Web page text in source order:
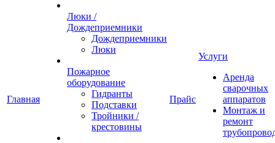
Главная
Люки /
Дождеприемники
Дождеприемники
Люки
Пожарное
оборудование
Гидранты
Подставки
Тройники /
крестовины
Прайс
Услуги
Аренда
сварочных
аппаратов
Монтаж и
ремонт